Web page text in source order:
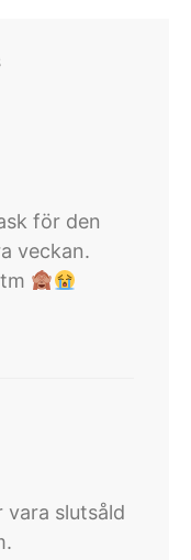
för den
veckan.
vara slutsåld